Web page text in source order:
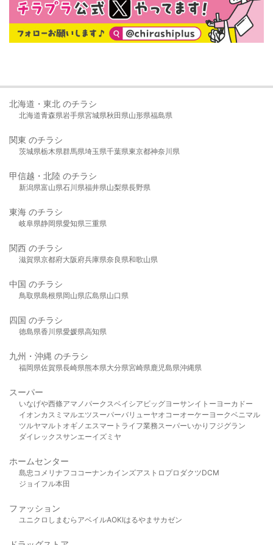
北海道・東北 のチラシ
北海道青森県岩手県宮城県秋田県山形県福島県
関東 のチラシ
茨城県栃木県群馬県埼玉県千葉県東京都神奈川県
甲信越・北陸 のチラシ
新潟県富山県石川県福井県山梨県長野県
東海 のチラシ
岐阜県静岡県愛知県三重県
関西 のチラシ
滋賀県京都府大阪府兵庫県奈良県和歌山県
中国 のチラシ
鳥取県島根県岡山県広島県山口県
四国 のチラシ
徳島県香川県愛媛県高知県
九州・沖縄 のチラシ
福岡県佐賀県長崎県熊本県大分県宮崎県鹿児島県沖縄県
スーパー
いなげや西條アマノパークスベイシア ビッグヨーサンイトーヨーカドー
イオンカスミ マルエツスーパーバリューヤオコーオーケー ヨークベニマル
ツルヤマルト オギノ エスマート ライフ業務スーパーいかり フジグラン
ダイレックスサンエーイズミヤ
ホームセンター
島忠 コメリ ナフコ コーナンカインズアストロプロダクツDCM
ジョイフル本田
ファッション
ユニクロ しまむら アベイルAOKIはるやま サカゼン